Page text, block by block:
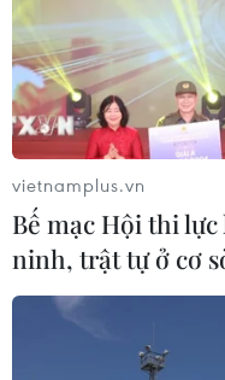
2023 ở vòng 1/8 sau
Australia 0-4 trên Sân
vietnamplus.vn
Bế mạc Hội thi
ninh, trật tự ở cơ